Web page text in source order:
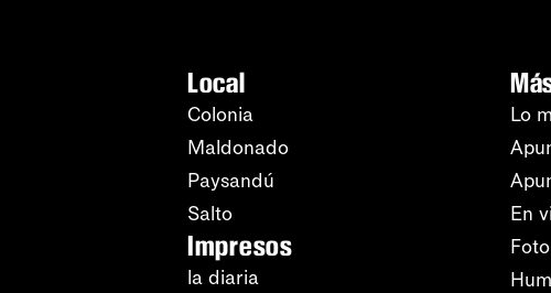
Local
Colonia
Maldonado
Paysandú
Salto
Impresos
la diaria
Lo
En